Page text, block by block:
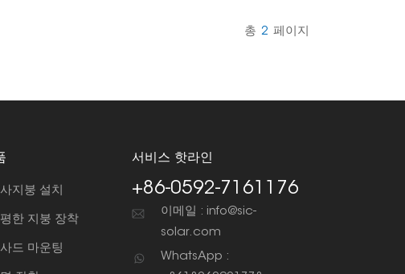
총 2 페이지
지붕 설치
한 지붕 장착
드 마운팅
서비스 핫라인
+86-0592-7161176
이메일 : info@sic-
solar.com
WhatsApp :